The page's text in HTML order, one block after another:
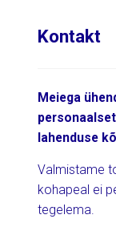
Kontakt
Meiega
lahenduse
Valmistame
kohapeal ei
tegelema.